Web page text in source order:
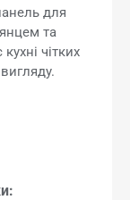
для
та
чітких